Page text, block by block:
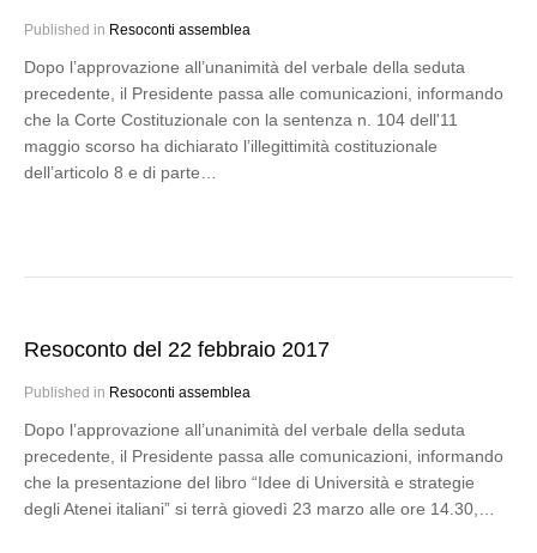
Published in Resoconti assemblea
Dopo l’approvazione all’unanimità del verbale della seduta
precedente, il Presidente passa alle comunicazioni, informando
che la Corte Costituzionale con la sentenza n. 104 dell'11
maggio scorso ha dichiarato l’illegittimità costituzionale
dell’articolo 8 e di parte…
Resoconto del 22 febbraio 2017
Published in Resoconti assemblea
Dopo l’approvazione all’unanimità del verbale della seduta
precedente, il Presidente passa alle comunicazioni, informando
che la presentazione del libro “Idee di Università e strategie
degli Atenei italiani” si terrà giovedì 23 marzo alle ore 14.30,…